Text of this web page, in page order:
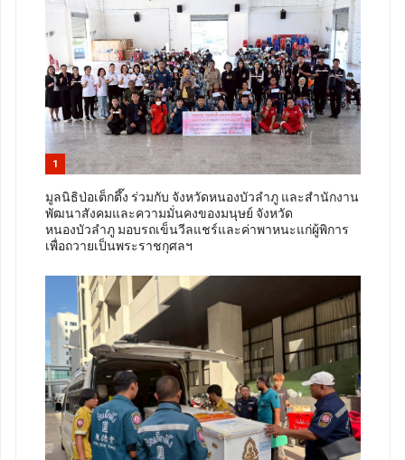
1
มูลนิธิป่อเต็กตึ๊ง ร่วมกับ จังหวัดหนองบัวลำภู และสำนักงาน
พัฒนาสังคมและความมั่นคงของมนุษย์ จังหวัด
หนองบัวลำภู มอบรถเข็นวีลแชร์และค่าพาหนะแก่ผู้พิการ
เพื่อถวายเป็นพระราชกุศลฯ